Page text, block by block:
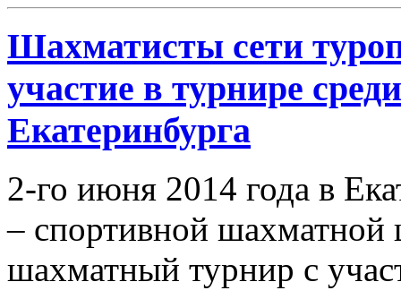
Шахматисты сети
участие в турнире
Екатеринбурга
2-го июня 2014 года в
– спортивной шахматной
шахматный турнир с